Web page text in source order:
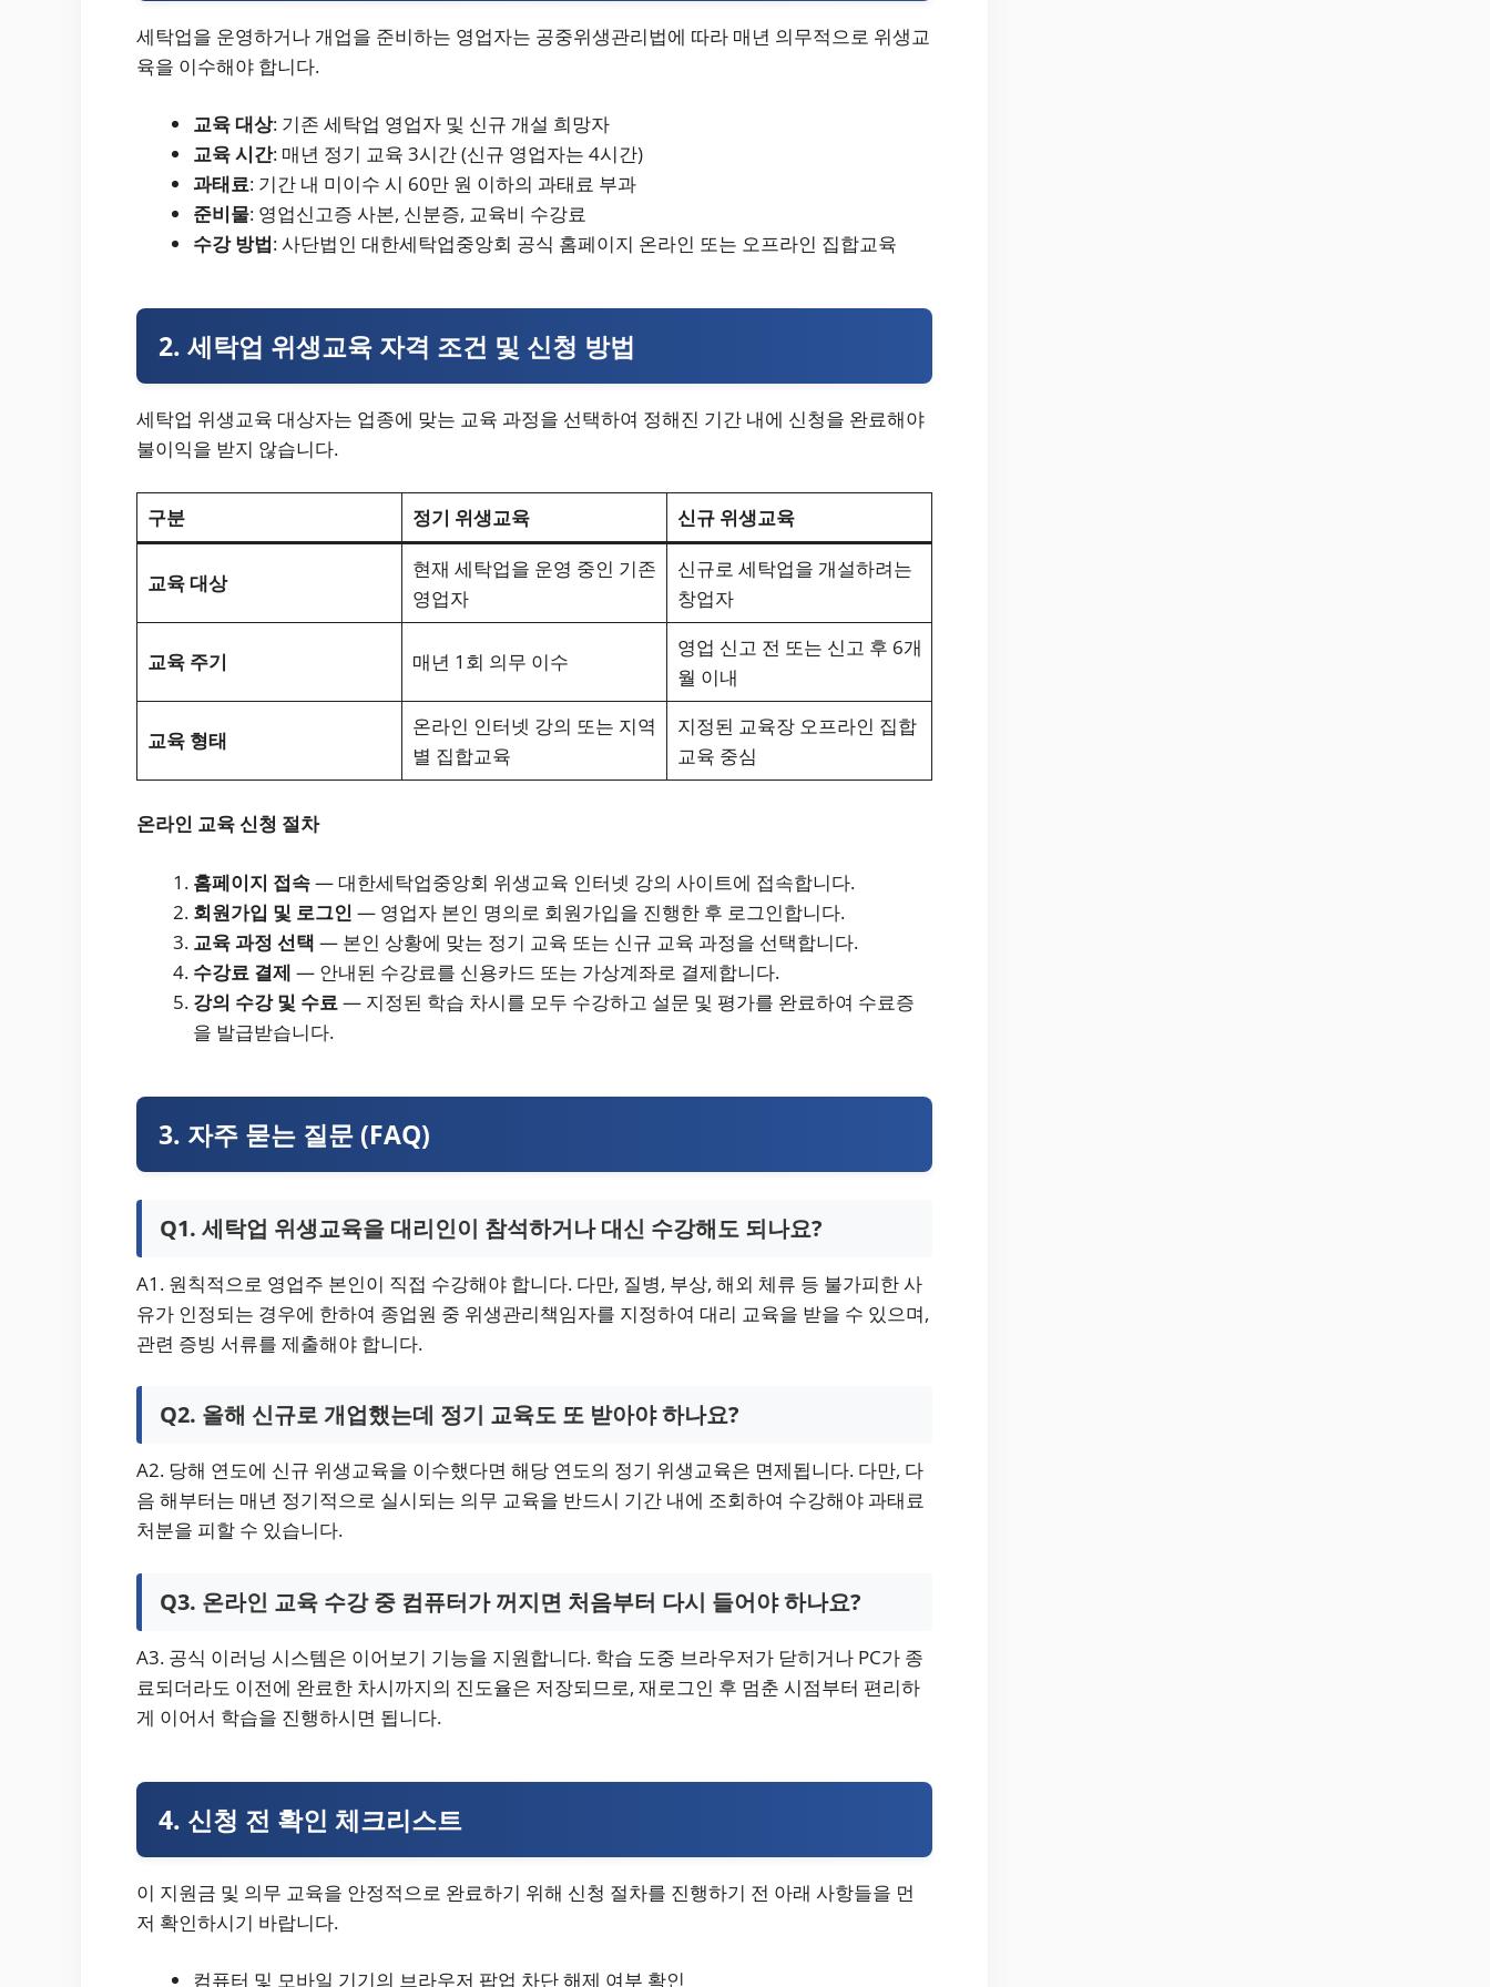
세탁업을 운영하거나 개업을 준비하는 영업자는 공중위생관리법에 따라 매년 의무적으로 위생교
육을 이수해야 합니다.
교육 대상: 기존 세탁업 영업자 및 신규 개설 희망자
교육 시간: 매년 정기 교육 3시간 (신규 영업자는 4시간)
과태료: 기간 내 미이수 시 60만 원 이하의 과태료 부과
준비물: 영업신고증 사본, 신분증, 교육비 수강료
수강 방법: 사단법인 대한세탁업중앙회 공식 홈페이지 온라인 또는 오프라인 집합교육
2. 세탁업 위생교육 자격 조건 및 신청 방법
세탁업 위생교육 대상자는 업종에 맞는 교육 과정을 선택하여 정해진 기간 내에 신청을 완료해야
불이익을 받지 않습니다.
구분 정기 위생교육 신규 위생교육
교육 대상
현재 세탁업을 운영 중인 기존
영업자
신규로 세탁업을 개설하려는
창업자
교육 주기 매년 1회 의무 이수
영업 신고 전 또는 신고 후 6개
월 이내
교육 형태
온라인 인터넷 강의 또는 지역
별 집합교육
지정된 교육장 오프라인 집합
교육 중심
온라인 교육 신청 절차
홈페이지 접속— 대한세탁업중앙회 위생교육 인터넷 강의 사이트에 접속합니다.
회원가입 및 로그인 — 영업자 본인 명의로 회원가입을 진행한 후 로그인합니다.
교육 과정 선택 — 본인 상황에 맞는 정기 교육 또는 신규 교육 과정을 선택합니다.
수강료 결제 — 안내된 수강료를 신용카드 또는 가상계좌로 결제합니다.
강의 수강 및 수료— 지정된 학습 차시를 모두 수강하고 설문 및 평가를 완료하여 수료증
을 발급받습니다.
3. 자주 묻는 질문 (FAQ)
Q1. 세탁업 위생교육을 대리인이 참석하거나 대신 수강해도 되나요?
A1. 원칙적으로 영업주 본인이 직접 수강해야 합니다. 다만, 질병, 부상, 해외 체류 등 불가피한 사
유가 인정되는 경우에 한하여 종업원 중 위생관리책임자를 지정하여 대리 교육을 받을 수 있으며,
관련 증빙 서류를 제출해야 합니다.
Q2. 올해 신규로 개업했는데 정기 교육도 또 받아야 하나요?
A2. 당해 연도에 신규 위생교육을 이수했다면 해당 연도의 정기 위생교육은 면제됩니다. 다만, 다
음 해부터는 매년 정기적으로 실시되는 의무 교육을 반드시 기간 내에 조회하여 수강해야 과태료
처분을 피할 수 있습니다.
Q3. 온라인 교육 수강 중 컴퓨터가 꺼지면 처음부터 다시 들어야 하나요?
A3. 공식 이러닝 시스템은 이어보기 기능을 지원합니다. 학습 도중 브라우저가 닫히거나 PC가 종
료되더라도 이전에 완료한 차시까지의 진도율은 저장되므로, 재로그인 후 멈춘 시점부터 편리하
게 이어서 학습을 진행하시면 됩니다.
4. 신청 전 확인 체크리스트
이 지원금 및 의무 교육을 안정적으로 완료하기 위해 신청 절차를 진행하기 전 아래 사항들을 먼
저 확인하시기 바랍니다.
컴퓨터 및 모바일 기기의 브라우저 팝업 차단 해제 여부 확인